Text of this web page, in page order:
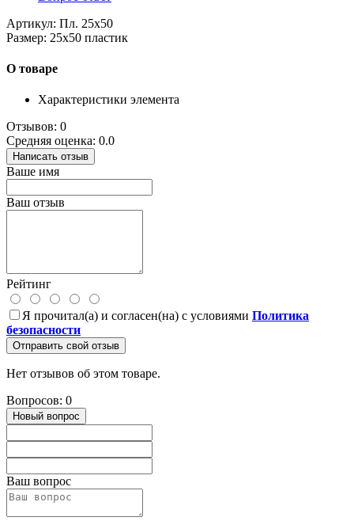
Артикул: Пл. 25х50
Размер: 25х50 пластик
О товаре
Характеристики элемента
Отзывов: 0
Средняя оценка: 0.0
Написать отзыв
Ваше имя
Ваш отзыв
Рейтинг
Я прочитал(а) и согласен(на) с условиями Политика
безопасности
Отправить свой отзыв
Нет отзывов об этом товаре.
Вопросов: 0
Новый вопрос
Ваш вопрос